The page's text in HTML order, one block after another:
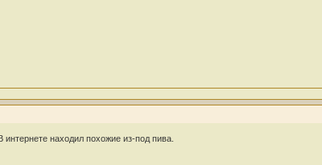
находил похожие из-под пива.